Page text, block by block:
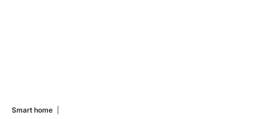
Smart home